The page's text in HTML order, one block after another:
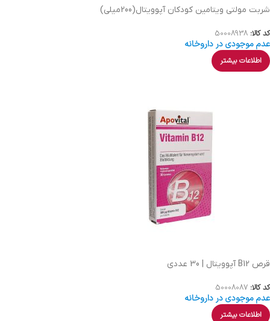
شربت مولتی ویتامین کودکان آپوویتال(200میلی)
کد کالا: 50008938
عدم موجودی در داروخانه
اطلاعات بیشتر
قرص B12 آپوویتال | 30 عددی
کد کالا: 50008087
عدم موجودی در داروخانه
اطلاعات بیشتر